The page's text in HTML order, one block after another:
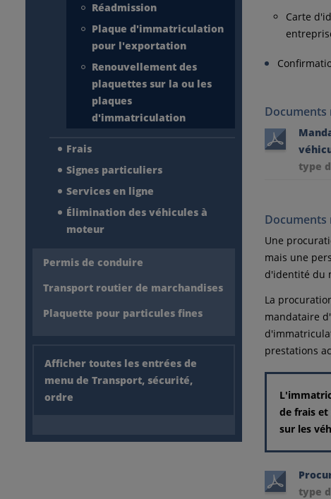
Réadmission
Plaque d'immatriculation
pour l'exportation
Renouvellement des
plaquettes sur la ou les
plaques
d'immatriculation
Frais
Signes particuliers
Services en ligne
Élimination des véhicules à
moteur
Permis de conduire
Transport routier de marchandises
Plaquette pour particules fines
Afficher toutes les entrées de
menu de Transport, sécurité,
ordre
Carte
Documents
type
Documents
Une
mais une
d'identité du
La
mandataire
prestations
de frais et
sur les
type